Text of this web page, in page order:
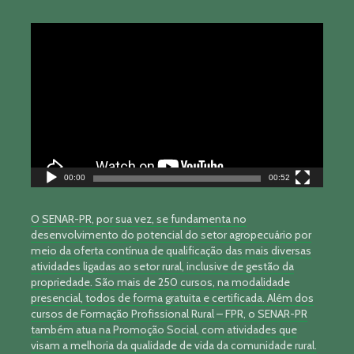
00:00 00:52
O SENAR-PR, por sua vez, se fundamenta no
desenvolvimento do potencial do setor agropecuário por
meio da oferta contínua de qualificação das mais diversas
atividades ligadas ao setor rural, inclusive de gestão da
propriedade. São mais de 250 cursos, na modalidade
presencial, todos de forma gratuita e certificada. Além dos
cursos de Formação Profissional Rural – FPR, o SENAR-PR
também atua na Promoção Social, com atividades que
visam a melhoria da qualidade de vida da comunidade rural.